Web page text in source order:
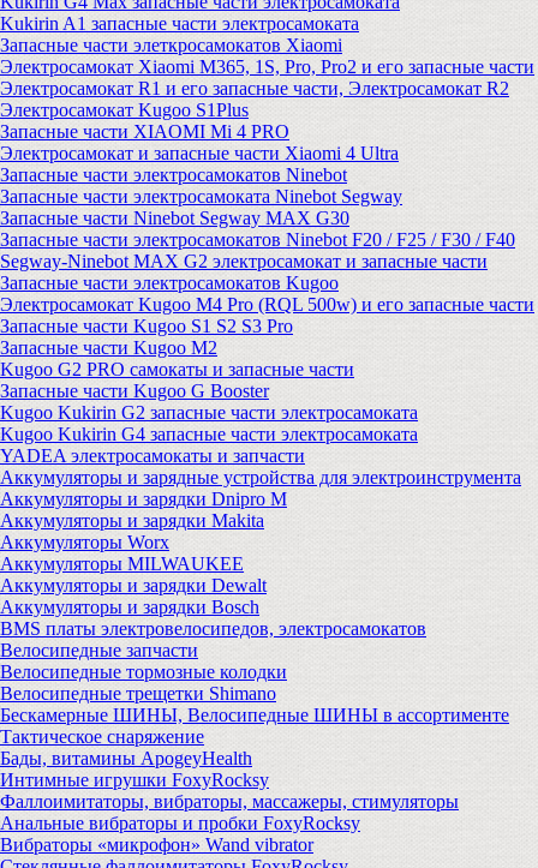
Kukirin A1 запасные части электросамоката
Запасные части элеткросамокатов Xiaomi
Электросамокат Xiaomi M365, 1S, Pro, Pro2 и его запасные части
Электросамокат R1 и его запасные части, Электросамокат R2
Электросамокат Kugoo S1Plus
Запасные части XIAOMI Mi 4 PRO
Электросамокат и запасные части Xiaomi 4 Ultra
Запасные части электросамокатов Ninebot
Запасные части электросамоката Ninebot Segway
Запасные части Ninebot Segway MAX G30
Запасные части электросамокатов Ninebot F20 / F25 / F30 / F40
Segway-Ninebot MAX G2 электросамокат и запасные части
Запасные части электросамокатов Kugoo
Электросамокат Kugoo M4 Pro (RQL 500w) и его запасные части
Запасные части Kugoo S1 S2 S3 Pro
Запасные части Kugoo M2
Kugoo G2 PRO самокаты и запасные части
Запасные части Kugoo G Booster
Kugoo Kukirin G2 запасные части электросамоката
Kugoo Kukirin G4 запасные части электросамоката
YADEA электросамокаты и запчасти
Аккумуляторы и зарядные устройства для электроинструмента
Аккумуляторы и зарядки Dnipro M
Аккумуляторы и зарядки Makita
Аккумуляторы Worx
Аккумуляторы MILWAUKEE
Аккумуляторы и зарядки Dewalt
Аккумуляторы и зарядки Bosch
BMS платы электровелосипедов, электросамокатов
Велосипедные запчасти
Велосипедные тормозные колодки
Велосипедные трещетки Shimano
Бескамерные ШИНЫ, Велосипедные ШИНЫ в ассортименте
Тактическое снаряжение
Бады, витамины ApogeyHealth
Интимные игрушки FoxyRocksy
Фаллоимитаторы, вибраторы, массажеры, стимуляторы
Анальные вибраторы и пробки FoxyRocksy
Вибраторы «микрофон» Wand vibrator